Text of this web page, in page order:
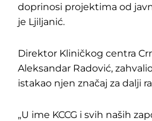
doprinosi projektima od
je Ljiljanić.
Direktor Kliničkog centra
Aleksandar Radović,
istakao njen značaj za dalji
„U ime KCCG i svih naših